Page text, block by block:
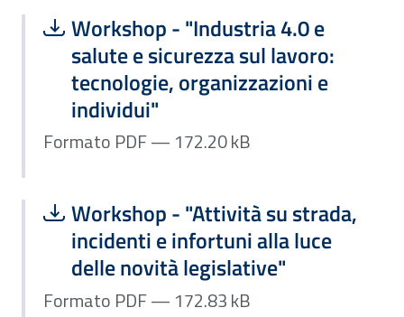
Scarica file:
Workshop - "Industria 4.0 e
salute e sicurezza sul lavoro:
tecnologie, organizzazioni e
individui"
Formato PDF — Dimensione 172.20 kB
Formato PDF — 172.20 kB
Scarica file:
Workshop - "Attività su strada,
incidenti e infortuni alla luce
delle novità legislative"
Formato PDF — Dimensione 172.83 kB
Formato PDF — 172.83 kB